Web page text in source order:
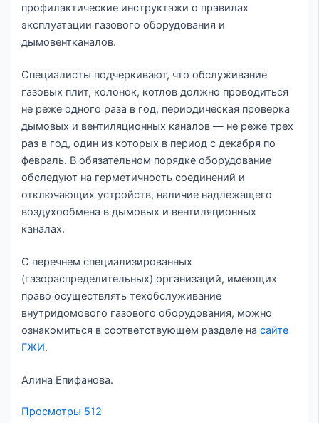
профилактические инструктажи о правилах
эксплуатации газового оборудования и
дымовентканалов.
Специалисты подчеркивают, что обслуживание
газовых плит, колонок, котлов должно проводиться
не реже одного раза в год, периодическая проверка
дымовых и вентиляционных каналов — не реже трех
раз в год, один из которых в период с декабря по
февраль. В обязательном порядке оборудование
обследуют на герметичность соединений и
отключающих устройств, наличие надлежащего
воздухообмена в дымовых и вентиляционных
каналах.
С перечнем специализированных
(газораспределительных) организаций, имеющих
право осуществлять техобслуживание
внутридомового газового оборудования, можно
ознакомиться в соответствующем разделе насайте
ГЖИ.
Алина Епифанова.
Просмотры 512